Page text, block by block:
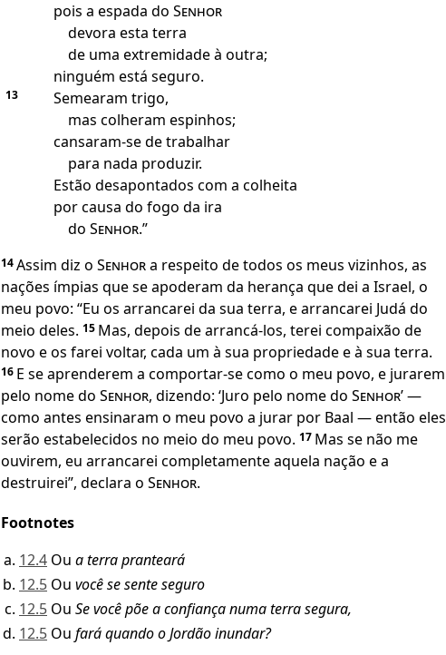
pois a espada do Senhor
devora esta terra
de uma extremidade à outra;
ninguém está seguro.
13
Semearam trigo,
mas colheram espinhos;
cansaram-se de trabalhar
para nada produzir.
Estão desapontados com a colheita
por causa do fogo da ira
do Senhor.”
14Assim diz o Senhora respeito de todos os meus vizinhos, as
nações ímpias que se apoderam da herança que dei a Israel, o
meu povo: “Eu os arrancarei da sua terra, e arrancarei Judá do
meio deles. 15 Mas, depois de arrancá-los, terei compaixão de
novo e os farei voltar, cada um à sua propriedade e à sua terra.
16 E se aprenderem a comportar-se como o meu povo, e jurarem
pelo nome do Senhor, dizendo: ‘Juro pelo nome do Senhor’ —
como antes ensinaram o meu povo a jurar por Baal — então eles
serão estabelecidos no meio do meu povo. 17 Mas se não me
ouvirem, eu arrancarei completamente aquela nação e a
destruirei”, declara o Senhor.
Footnotes
12.4 Ou a terra pranteará
12.5 Ou você se sente seguro
12.5 Ou Se você põe a confiança numa terra segura,
12.5 Ou fará quando o Jordão inundar?